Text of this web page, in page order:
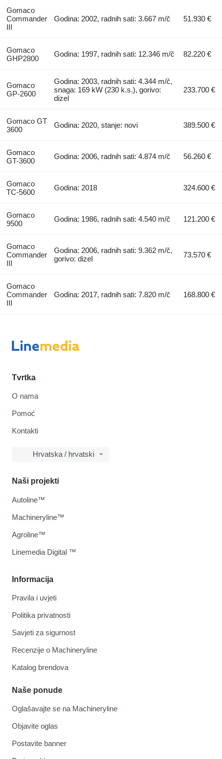
Gomaco
Commander
III
Godina: 2002, radnih sati: 3.667 m/č 51.930 €
Gomaco
GHP2800
Godina: 1997, radnih sati: 12.346 m/č 82.220 €
Gomaco
GP-2600
Godina: 2003, radnih sati: 4.344 m/č,
snaga: 169 kW (230 k.s.), gorivo:
dizel
233.700 €
Gomaco GT
3600
Godina: 2020, stanje: novi 389.500 €
Gomaco
GT-3600
Godina: 2006, radnih sati: 4.874 m/č 56.260 €
Gomaco
TC-5600
Godina: 2018 324.600 €
Gomaco
9500
Godina: 1986, radnih sati: 4.540 m/č 121.200 €
Gomaco
Commander
III
Godina: 2006, radnih sati: 9.362 m/č,
gorivo: dizel
73.570 €
Gomaco
Commander
III
Godina: 2017, radnih sati: 7.820 m/č 168.800 €
Tvrtka
O nama
Pomoć
Kontakti
Hrvatska / hrvatski
Informacija
Pravila i uvjeti
Politika privatnosti
Savjeti za sigurnost
Recenzije o Machineryline
Katalog brendova
Naše ponude
Oglašavajte se na Machineryline
Objavite oglas
Postavite banner
Naši projekti
Autoline™
Machineryline™
Agroline™
Linemedia Digital ™